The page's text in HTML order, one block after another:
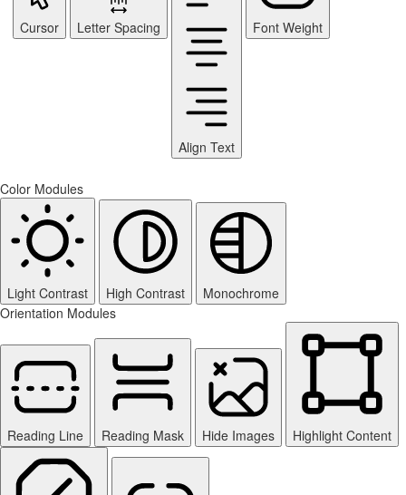
Cursor Letter Spacing
Align Text
Font Weight
Color Modules
Light Contrast High Contrast
Monochrome
Orientation Modules
Reading Line Reading Mask Hide Images Highlight Content